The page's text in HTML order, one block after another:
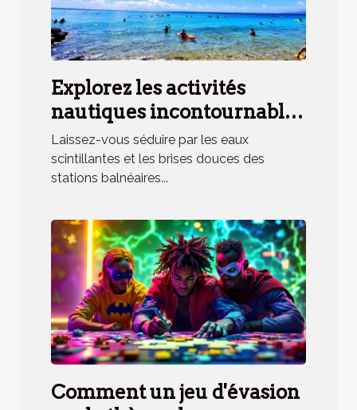
Explorez les activités
nautiques incontournables
en station balnéaire
méridionale
Laissez-vous séduire par les eaux
scintillantes et les brises douces des
stations balnéaires...
Comment un jeu d'évasion